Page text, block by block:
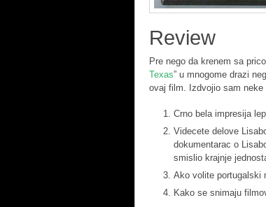
Review
Pre nego da krenem sa
Texas” u mnogome drazi
ovaj film. Izdvojio sam neke
Crno bela impresija
Videcete delove
dokumentarac o
smislio krajnje
Ako volite portugalski
Kako se snimaju